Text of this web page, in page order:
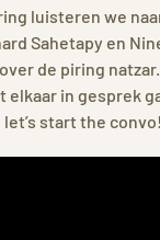
luisteren we
Sahetapy en
de piring
elkaar in gesprek
start the convo!